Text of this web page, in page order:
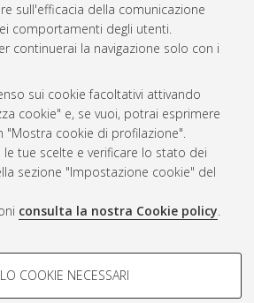
sull'efficacia della comunicazione
comportamenti degli utenti.
continuerai la navigazione solo con i
sui cookie facoltativi attivando
cookie" e, se vuoi, potrai esprimere
"Mostra cookie di profilazione".
tue scelte e verificare lo stato dei
sezione "Impostazione cookie" del
consulta la nostra Cookie policy.
-
COOKIE NECESSARI
ilFri Aug 7 20:44:31 2026 CEST
sito